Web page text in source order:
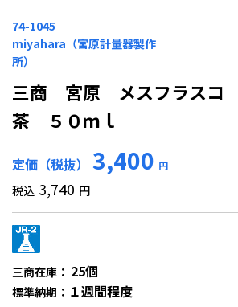
74-1045
miyahara（宮原計量器製作
所）
三商 宮原 メスフラスコ
茶 ５０ｍｌ
定価（税抜） 3,400 円
税込 3,740 円
三商在庫： 25個
標準納期： １週間程度